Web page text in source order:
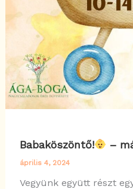
Babaköszöntő! –
április 4, 2024
Vegyünk együtt részt